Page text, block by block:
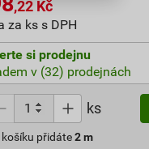
,22Kč
za ks s DPH
si prodejnu
v (32) prodejnách
ks
košíku přidáte 2 m